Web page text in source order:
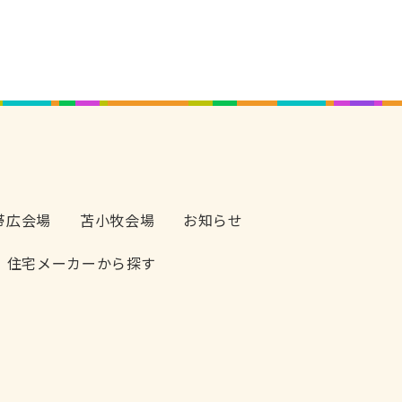
広会場 苫小牧会場
お知らせ
住宅メーカーから探す